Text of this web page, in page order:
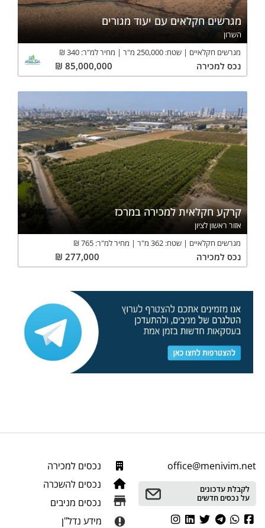
מגרשים חקלאים עם יעוד מגורים
השרון
מגרשים חקלאיים
שטח: 250,000 מ"ר מחיר למ"ר: 340
₪
נכס למכירה 85,000,000
₪
קרקע חקלאית למכירה במרכז
אזור ראשון לציון
מגרשים חקלאיים
שטח: 362 מ"ר מחיר למ"ר: 765
₪
נכס למכירה 277,000
₪
office@menivim.net
לקבלת עדכונים
על נכסים חדשים
נכסים למכירה
נכסים להשכרה
נכסים מניבים
מידע נדל"ן